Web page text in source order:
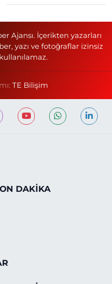
Ajansı. İçerikten yazarları
yazı ve fotoğraflar izinsiz
kullanılamaz.
TE Bilişim
DAKİKA